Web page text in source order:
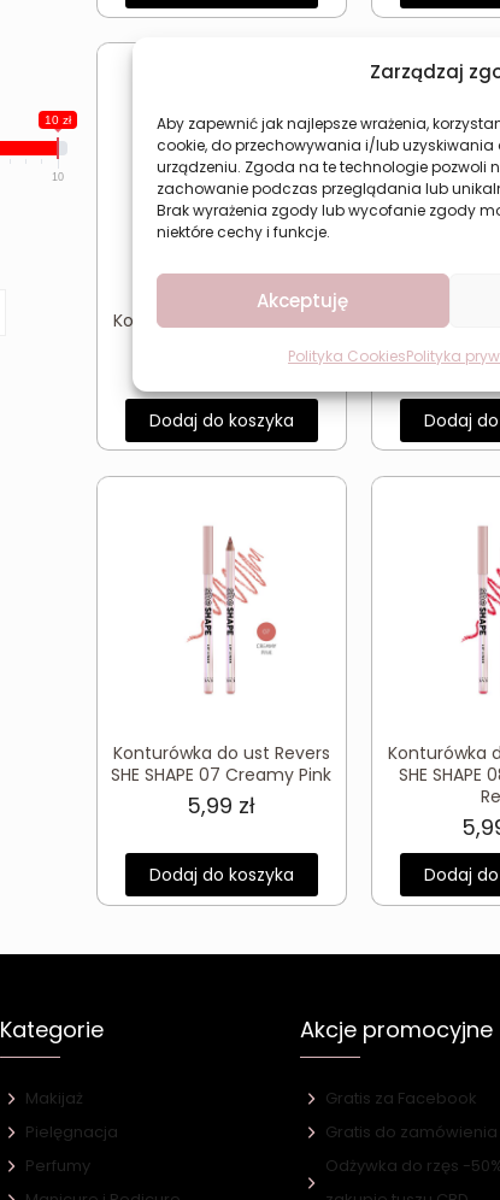
Zarządzaj
Aby zapewnić jak najlepsze wrażenia,
cookie, do przechowywania i/lub
urządzeniu. Zgoda na te technologie pozwoli
zachowanie podczas przeglądania lub
Brak wyrażenia zgody lub wycofanie zgody
niektóre cechy i funkcje.
Akceptuję
Polityka CookiesPolityka
10 zł
10
Konturówka do ust Revers
Dodaj do koszyka
Konturówka
Dodaj
Konturówka do ust Revers
SHE SHAPE 07 Creamy Pink
5,99 zł
Dodaj do koszyka
Konturówka
SHE SHAPE
Dodaj
Kategorie
Makijaż
Pielęgnacja
Perfumy
Akcje promocyjne
Gratis za Facebook
Gratis do zamówienia
Odżywka do rzęs -